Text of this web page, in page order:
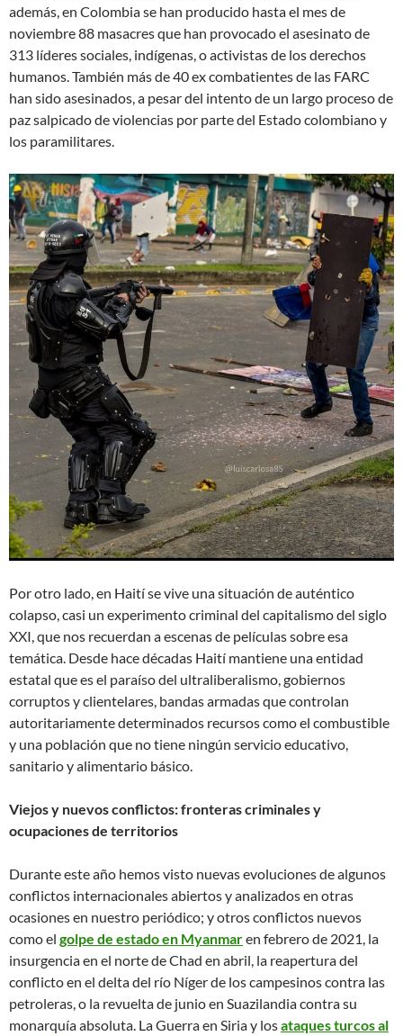
además, en Colombia se han producido hasta el mes de
noviembre 88 masacres que han provocado el asesinato de
313 líderes sociales, indígenas, o activistas de los derechos
humanos. También más de 40 ex combatientes de las FARC
han sido asesinados, a pesar del intento de un largo proceso de
paz salpicado de violencias por parte del Estado colombiano y
los paramilitares.
Por otro lado, en Haití se vive una situación de auténtico
colapso, casi un experimento criminal del capitalismo del siglo
XXI, que nos recuerdan a escenas de películas sobre esa
temática. Desde hace décadas Haití mantiene una entidad
estatal que es el paraíso del ultraliberalismo, gobiernos
corruptos y clientelares, bandas armadas que controlan
autoritariamente determinados recursos como el combustible
y una población que no tiene ningún servicio educativo,
sanitario y alimentario básico.
Viejos y nuevos conflictos: fronteras criminales y
ocupaciones de territorios
Durante este año hemos visto nuevas evoluciones de algunos
conflictos internacionales abiertos y analizados en otras
ocasiones en nuestro periódico; y otros conflictos nuevos
como el golpe de estado en Myanmaren febrero de 2021, la
insurgencia en el norte de Chad en abril, la reapertura del
conflicto en el delta del río Níger de los campesinos contra las
petroleras, o la revuelta de junio en Suazilandia contra su
monarquía absoluta. La Guerra en Siria y losataques turcos al